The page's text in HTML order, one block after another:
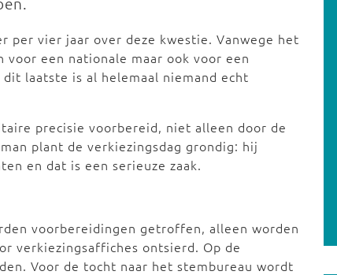
per vier jaar over deze kwestie. Vanwege het
een nationale maar ook voor een
laatste is al helemaal niemand echt
precisie voorbereid, niet alleen door de
plant de verkiezingsdag grondig: hij
en dat is een serieuze zaak.
voorbereidingen getroffen, alleen worden
verkiezingsaffiches ontsierd. Op de
Voor de tocht naar het stembureau wordt